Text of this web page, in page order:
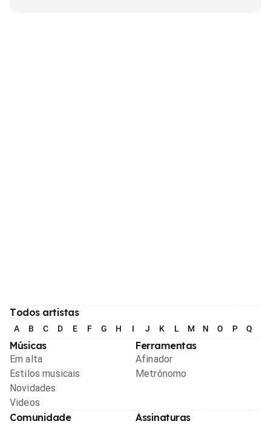
Todos artistas
A B C D E F G H I J K L M N O P Q
Músicas
Em alta
Estilos musicais
Novidades
Videos
Ferramentas
Afinador
Metrônomo
Comunidade Assinaturas